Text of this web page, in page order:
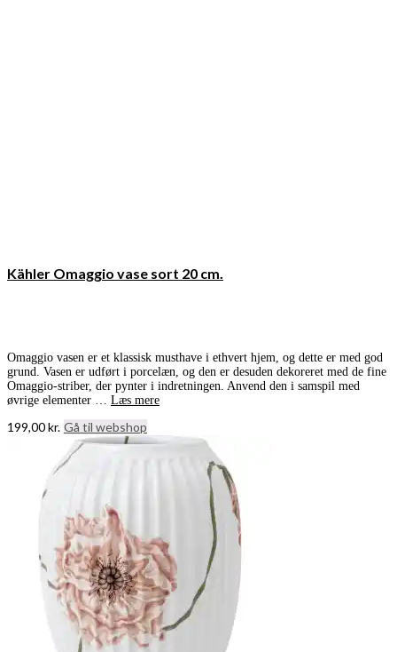
Kähler Omaggio vase sort 20 cm.
Omaggio vasen er et klassisk musthave i ethvert hjem, og dette er med god
grund. Vasen er udført i porcelæn, og den er desuden dekoreret med de fine
Omaggio-striber, der pynter i indretningen. Anvend den i samspil med
øvrige elementer … Læs mere
199,00kr. Gå til webshop